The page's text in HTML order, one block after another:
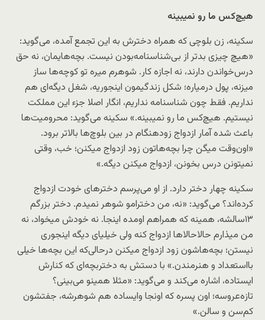
هیچ‌کس ما رو نمیبینه
سکینه، زن بلوچی که همراه دخترش به این تجمع آمده، می‌گوید:
«هیچ چیزی بدتر از بی‌شناسنامه‌بودن نیست. بچه‌هایمان، نه حق
درس‌خواندن دارند، نه اجازه کار. شوهرم میره تو کوچه‌ها ساز
میزنه، پول درمیاره؛ شکل زندگیمون اینجوریه، شغل دیگه‌ای هم
نداریم. فقط چون شناسنامه نداریم، انگار اصلا جزء این مملکت
نیستیم. هیچ‌کس ما رو نمیبینه.» سکینه می‌گوید: محرومیت‌ها
باعث شده آمار ازدواج زودهنگام در بین بلوچ‌ها بالاتر برود.
«اون‌وقت میگن چرا بچه‌هاتون زود ازدواج میکنن؛ خب، وقتی
نمیتونن درس بخونن، ازدواج میکنن دیگه.»
سکینه چهار دختر دارد. از او می‌پرسم دخترهای خودت ازدواج
کرده‌اند؟ می‌گوید: «نه، من دخترامو شوهر نمیدم. دختر بزرگم
۱۳سالشه، همینه که همراهم اومده اینجا. نه خودش میخواد، نه
من میذارم حالا‌حالاها ازدواج کنه ولی خیلیای دیگه اینجوری
نیستن؛ بچه‌ها‌شون زود ازدواج میکنن درحالی‌که این بچه‌ها خیلی
با‌استعداد و هنرمندن.» با دستش به دختربچه‌ای که کنارش
ایستاده، اشاره می‌کند و می‌گوید: «مثلا همینو می‌بینی؟
تازه‌عروسه؛ اون پسره که اونجا وایساده هم شوهرشه، جفتشون
کم‌سن و سالن.»